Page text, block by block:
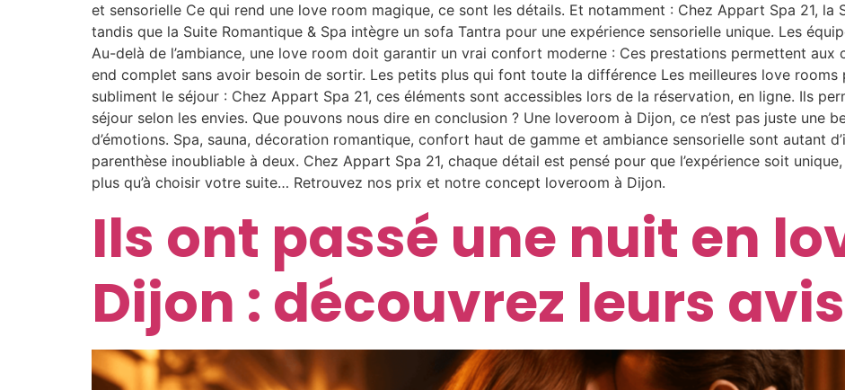
et sensorielle Ce qui rend une love room magique, ce sont les détails. Et notamment : Chez Appart Spa 21, la
tandis que la Suite Romantique & Spa intègre un sofa Tantra pour une expérience sensorielle unique. Les
Au-delà de l’ambiance, une love room doit garantir un vrai confort moderne : Ces prestations permettent aux
end complet sans avoir besoin de sortir. Les petits plus qui font toute la différence Les meilleures love
subliment le séjour : Chez Appart Spa 21, ces éléments sont accessibles lors de la réservation, en ligne. Ils
séjour selon les envies. Que pouvons nous dire en conclusion ? Une loveroom à Dijon, ce n’est pas juste une
d’émotions. Spa, sauna, décoration romantique, confort haut de gamme et ambiance sensorielle sont autant
parenthèse inoubliable à deux. Chez Appart Spa 21, chaque détail est pensé pour que l’expérience soit
plus qu’à choisir votre suite… Retrouvez nos prix et notre concept loveroom à Dijon.
Ils ont passé une nuit en
Dijon : découvrez leurs